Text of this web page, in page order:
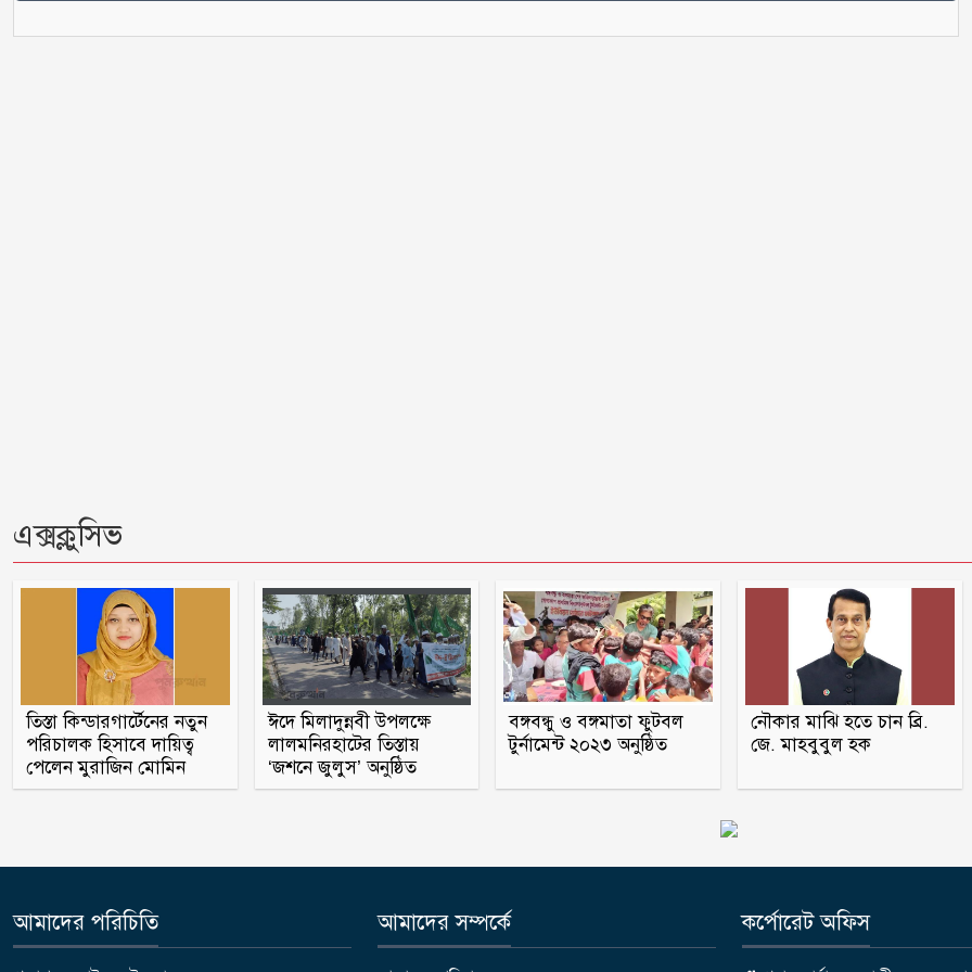
এক্সক্লুসিভ
তিস্তা কিন্ডারগার্টেনের নতুন
পরিচালক হিসাবে দায়িত্ব
পেলেন মুরাজিন মোমিন
ঈদে মিলাদুন্নবী উপলক্ষে
লালমনিরহাটের তিস্তায়
‘জশনে জুলুস’ অনুষ্ঠিত
বঙ্গবন্ধু ও বঙ্গমাতা ফুটবল
টুর্নামেন্ট ২০২৩ অনুষ্ঠিত
নৌকার মাঝি হতে চান ব্রি.
জে. মাহবুবুল হক
আমাদের পরিচিতি আমাদের সম্পর্কে কর্পোরেট অফিস